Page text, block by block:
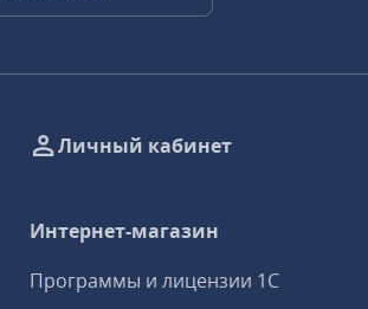
Личный кабинет
Интернет-магазин
Программы и лицензии 1С